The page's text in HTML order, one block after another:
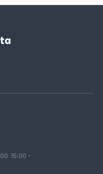
15:00 -